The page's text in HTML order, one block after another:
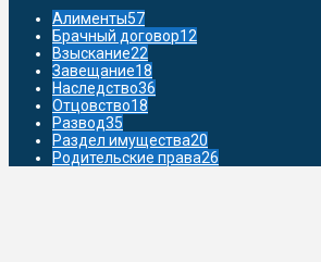
Алименты57
Брачный договор12
Взыскание22
Завещание18
Наследство36
Отцовство18
Развод35
Раздел имущества20
Родительские права26